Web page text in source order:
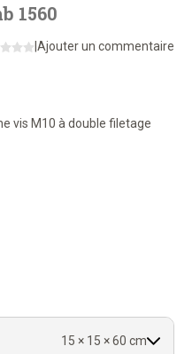
1560
Ajouter un commentaire
vis M10 à double filetage
15 × 15 × 60 cm